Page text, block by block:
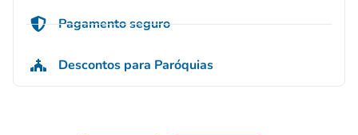
Pagamento seguro
Descontos para Paróquias